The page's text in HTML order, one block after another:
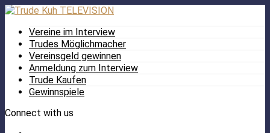
Vereine im Interview
Trudes Möglichmacher
Vereinsgeld gewinnen
Anmeldung zum Interview
Trude Kaufen
Gewinnspiele
Connect with us